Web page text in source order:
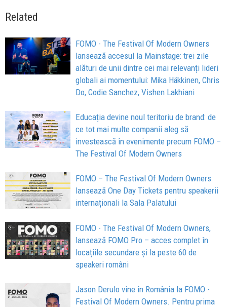
Related
FOMO - The Festival Of Modern Owners
lansează accesul la Mainstage: trei zile
alături de unii dintre cei mai relevanți lideri
globali ai momentului: Mika Häkkinen, Chris
Do, Codie Sanchez, Vishen Lakhiani
Educația devine noul teritoriu de brand: de
ce tot mai multe companii aleg să
investească în evenimente precum FOMO –
The Festival Of Modern Owners
FOMO – The Festival Of Modern Owners
lansează One Day Tickets pentru speakerii
internaționali la Sala Palatului
FOMO - The Festival Of Modern Owners,
lansează FOMO Pro – acces complet în
locațiile secundare și la peste 60 de
speakeri români
Jason Derulo vine în România la FOMO -
Festival Of Modern Owners. Pentru prima